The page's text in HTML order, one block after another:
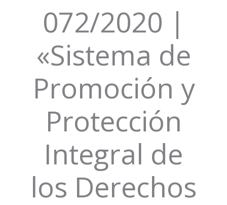
072/2020 |
«Sistema de
Promoción y
Protección
Integral de
los Derechos